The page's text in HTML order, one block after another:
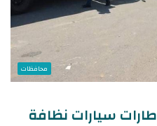
محافظات
سيارات نظافة